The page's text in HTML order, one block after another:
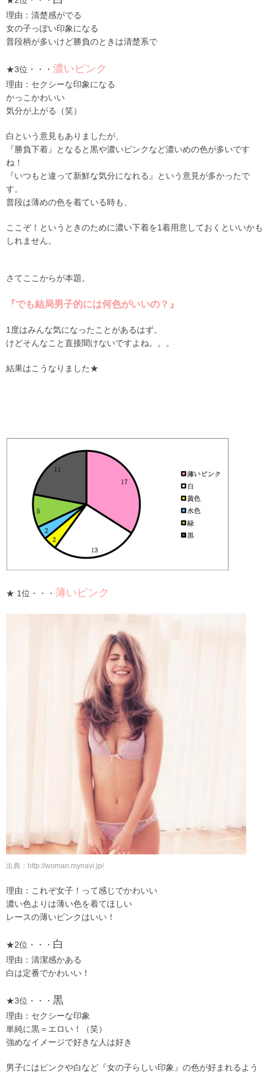
理由：清楚感がでる
女の子っぽい印象になる
普段柄が多いけど勝負のときは清楚系で
★3位・・・ 濃いピンク
理由：セクシーな印象になる
かっこかわいい
気分が上がる（笑）
白という意見もありましたが、
『勝負下着』となると黒や濃いピンクなど濃いめの色が多いです
ね！
『いつもと違って新鮮な気分になれる』という意見が多かったで
す。
普段は薄めの色を着ている時も、
ここぞ！というときのために濃い下着を1着用意しておくといいかも
しれません。
さてここからが本題。
『でも結局男子的には何色がいいの？』
1度はみんな気になったことがあるはず。
けどそんなこと直接聞けないですよね。。。
結果はこうなりました★
★ 1位・・・ 薄いピンク
出典：http://woman.mynavi.jp/
理由：これぞ女子！って感じでかわいい
濃い色よりは薄い色を着てほしい
レースの薄いピンクはいい！
★2位・・・ 白
理由：清潔感かある
白は定番でかわいい！
★3位・・・ 黒
理由：セクシーな印象
単純に黒＝エロい！（笑）
強めなイメージで好きな人は好き
男子にはピンクや白など『女の子らしい印象』の色が好まれるよう